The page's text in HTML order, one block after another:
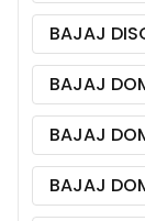
BAJAJ
BAJAJ
BAJAJ
BAJAJ